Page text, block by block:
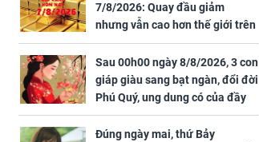
Sau 00h00 ngày
8/8/2026, 3 con giáp
giàu sang bạt ngàn,
đổi đời Phú Quý, ung
dung có của đầy nhà,
7/8/2026: Quay đầu giảm
nhưng vẫn cao hơn thế giới trên
7 triệu đồng
Sau 00h00 ngày 8/8/2026, 3 con
giáp giàu sang bạt ngàn, đổi đời
Phú Quý, ung dung có của đầy
nhà, ngày càng hưng thịnh sung
túc
Đúng ngày mai, thứ Bảy